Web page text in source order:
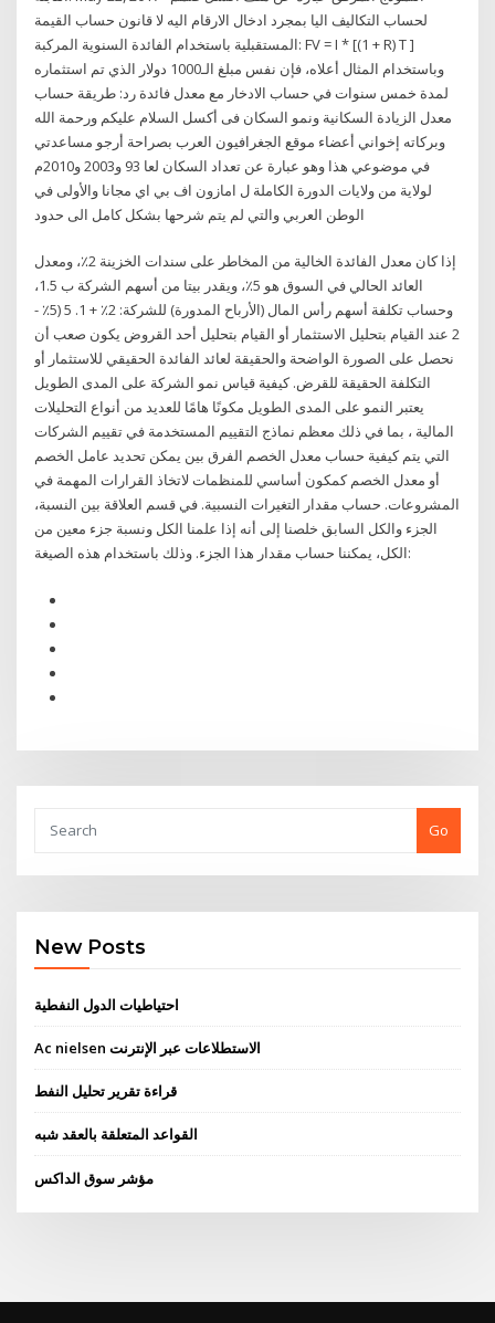
لحساب التكاليف اليا بمجرد ادخال الارقام اليه لا قانون حساب القيمة
المستقبلية باستخدام الفائدة السنوية المركبة: FV = I * [(1 + R) T ]
وباستخدام المثال أعلاه، فإن نفس مبلغ الـ1000 دولار الذي تم استثماره
لمدة خمس سنوات في حساب الادخار مع معدل فائدة رد: طريقة حساب
معدل الزيادة السكانية ونمو السكان فى أكسل السلام عليكم ورحمة الله
وبركاته إخواني أعضاء موقع الجغرافيون العرب بصراحة أرجو مساعدتي
في موضوعي هذا وهو عبارة عن تعداد السكان لعا 93 و2003 و2010م
لولاية من ولايات الدورة الكاملة ل امازون اف بي اي مجانا والأولى في
الوطن العربي والتي لم يتم شرحها بشكل كامل الى حدود
إذا كان معدل الفائدة الخالية من المخاطر على سندات الخزينة 2٪، ومعدل
العائد الحالي في السوق هو 5٪، ويقدر بيتا من أسهم الشركة ب 1.5،
وحساب تكلفة أسهم رأس المال (الأرباح المدورة) للشركة: 2٪ + 1. 5 (5٪ -
2 عند القيام بتحليل الاستثمار أو القيام بتحليل أحد القروض يكون صعب أن
نحصل على الصورة الواضحة والحقيقة لعائد الفائدة الحقيقي للاستثمار أو
التكلفة الحقيقة للقرض. كيفية قياس نمو الشركة على المدى الطويل
يعتبر النمو على المدى الطويل مكونًا هامًا للعديد من أنواع التحليلات
المالية ، بما في ذلك معظم نماذج التقييم المستخدمة في تقييم الشركات
التي يتم كيفية حساب معدل الخصم الفرق بين يمكن تحديد عامل الخصم
أو معدل الخصم كمكون أساسي للمنظمات لاتخاذ القرارات المهمة في
المشروعات. حساب مقدار التغيرات النسبية. في قسم العلاقة بين النسبة،
الجزء والكل السابق خلصنا إلى أنه إذا علمنا الكل ونسبة جزء معين من
الكل، يمكننا حساب مقدار هذا الجزء. وذلك باستخدام هذه الصيغة:
Go
New Posts
احتياطيات الدول النفطية
Ac nielsen الاستطلاعات عبر الإنترنت
قراءة تقرير تحليل النفط
القواعد المتعلقة بالعقد شبه
مؤشر سوق الداكس